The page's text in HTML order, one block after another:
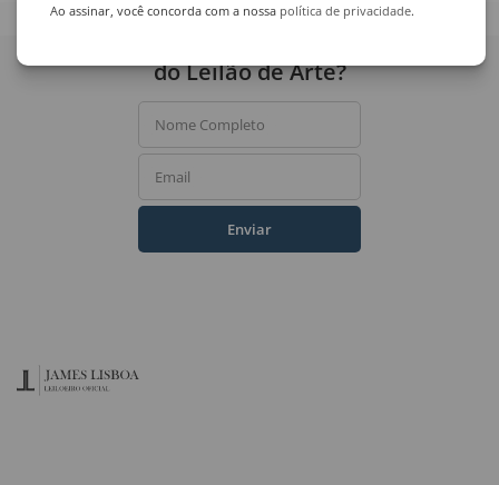
Ao assinar, você concorda com a nossa política de privacidade.
do Leilão de Arte?
Nome Completo
Email
Enviar